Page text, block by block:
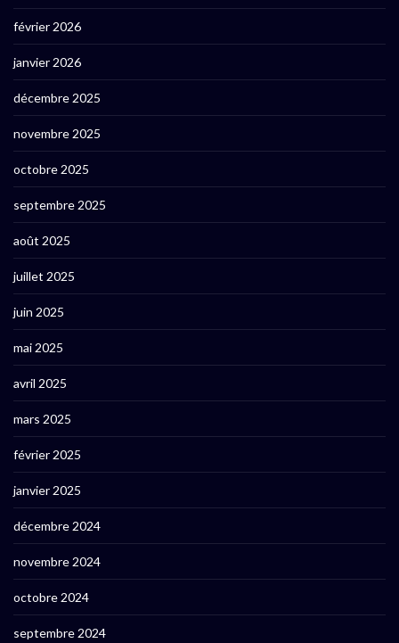
février 2026
janvier 2026
décembre 2025
novembre 2025
octobre 2025
septembre 2025
août 2025
juillet 2025
juin 2025
mai 2025
avril 2025
mars 2025
février 2025
janvier 2025
décembre 2024
novembre 2024
octobre 2024
septembre 2024